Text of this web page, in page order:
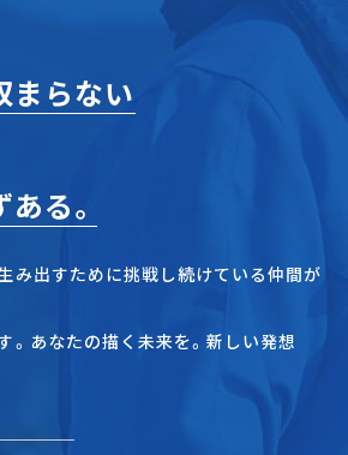
まらない
る。
み出すために挑戦し続けている仲間が
。あなたの描く未来を。新しい発想